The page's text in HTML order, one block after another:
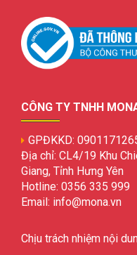
CÔNG TY TNHH
GPĐKKD:
Địa chỉ: CL4/19 Khu
Giang, Tỉnh Hưng Yên
Hotline: 0356 335 999
Email: info@mona.vn
Chịu trách nhiệm nội